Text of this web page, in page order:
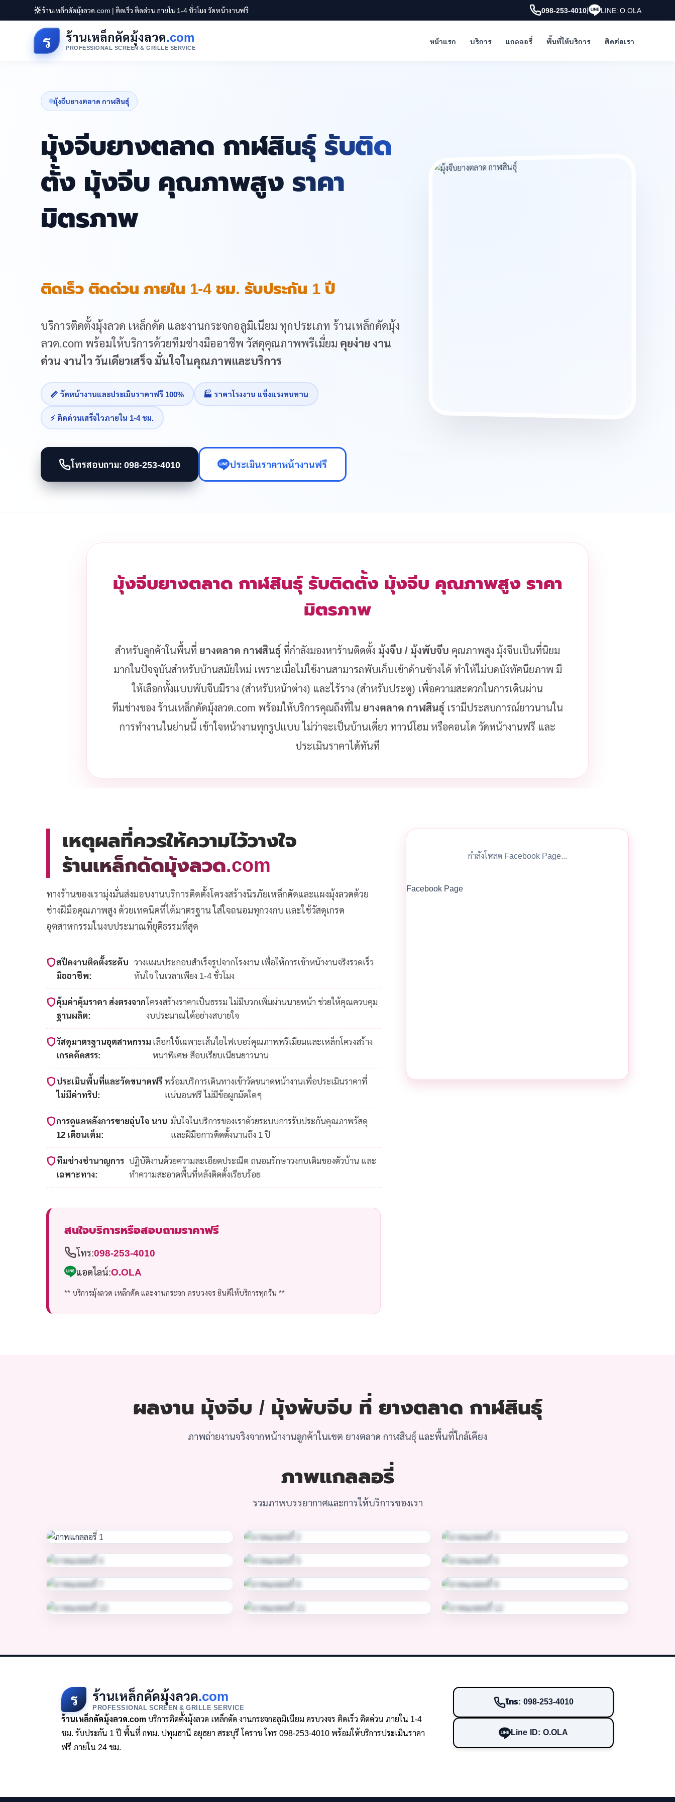
ร้านเหล็กดัดมุ้งลวด.com | ติดเร็ว ติดด่วน ภายใน 1-4 ชั่วโมง วัดหน้างานฟรี 098-253-4010| LINE: O.OLA
ร ร้านเหล็กดัดมุ้งลวด.com
PROFESSIONAL SCREEN & GRILLE SERVICE
หน้าแรก บริการ แกลลอรี่ พื้นที่ให้บริการ ติดต่อเรา
มุ้งจีบยางตลาด กาฬสินธุ์
มุ้งจีบยางตลาด กาฬสินธุ์ รับติด
ตั้ง มุ้งจีบ คุณภาพสูง ราคา
มิตรภาพ
ติดเร็ว ติดด่วน ภายใน 1-4 ชม. รับประกัน 1 ปี
บริการติดตั้งมุ้งลวด เหล็กดัด และงานกระจกอลูมิเนียม ทุกประเภท ร้านเหล็กดัดมุ้ง
ลวด.com พร้อมให้บริการด้วยทีมช่างมืออาชีพ วัสดุคุณภาพพรีเมี่ยม คุยง่าย งาน
ด่วน งานไว วันเดียวเสร็จ มั่นใจในคุณภาพและบริการ
📏 วัดหน้างานและประเมินราคาฟรี 100% 🏭 ราคาโรงงาน แข็งแรงทนทาน
⚡ ติดด่วนเสร็จไวภายใน 1-4 ชม.
โทรสอบถาม: 098-253-4010 ประเมินราคาหน้างานฟรี
มุ้งจีบยางตลาด กาฬสินธุ์ รับติดตั้ง มุ้งจีบ คุณภาพสูง ราคา
มิตรภาพ
สำหรับลูกค้าในพื้นที่ ยางตลาด กาฬสินธุ์ ที่กำลังมองหาร้านติดตั้ง มุ้งจีบ / มุ้งพับจีบ คุณภาพสูง มุ้งจีบเป็นที่นิยม
มากในปัจจุบันสำหรับบ้านสมัยใหม่ เพราะเมื่อไม่ใช้งานสามารถพับเก็บเข้าด้านข้างได้ ทำให้ไม่บดบังทัศนียภาพ มี
ให้เลือกทั้งแบบพับจีบมีราง (สำหรับหน้าต่าง) และไร้ราง (สำหรับประตู) เพื่อความสะดวกในการเดินผ่าน
ทีมช่างของ ร้านเหล็กดัดมุ้งลวด.com พร้อมให้บริการคุณถึงที่ใน ยางตลาด กาฬสินธุ์ เรามีประสบการณ์ยาวนานใน
การทำงานในย่านนี้ เข้าใจหน้างานทุกรูปแบบ ไม่ว่าจะเป็นบ้านเดี่ยว ทาวน์โฮม หรือคอนโด วัดหน้างานฟรี และ
ประเมินราคาได้ทันที
เหตุผลที่ควรให้ความไว้วางใจ
ร้านเหล็กดัดมุ้งลวด.com
ทางร้านของเรามุ่งมั่นส่งมอบงานบริการติดตั้งโครงสร้างนิรภัยเหล็กดัดและแผงมุ้งลวดด้วย
ช่างฝีมือคุณภาพสูง ด้วยเทคนิคที่ได้มาตรฐาน ใส่ใจถนอมทุกวงกบ และใช้วัสดุเกรด
อุตสาหกรรมในงบประมาณที่ยุติธรรมที่สุด
สปีดงานติดตั้งระดับ
มืออาชีพ:
วางแผนประกอบสำเร็จรูปจากโรงงาน เพื่อให้การเข้าหน้างานจริงรวดเร็ว
ทันใจ ในเวลาเพียง 1-4 ชั่วโมง
คุ้มค่าคุ้มราคา ส่งตรงจาก
ฐานผลิต:
โครงสร้างราคาเป็นธรรม ไม่มีบวกเพิ่มผ่านนายหน้า ช่วยให้คุณควบคุม
งบประมาณได้อย่างสบายใจ
วัสดุมาตรฐานอุตสาหกรรม
เกรดคัดสรร:
เลือกใช้เฉพาะเส้นใยไฟเบอร์คุณภาพพรีเมียมและเหล็กโครงสร้าง
หนาพิเศษ สีอบเรียบเนียนยาวนาน
ประเมินพื้นที่และวัดขนาดฟรี
ไม่มีค่าทริป:
พร้อมบริการเดินทางเข้าวัดขนาดหน้างานเพื่อประเมินราคาที่
แน่นอนฟรี ไม่มีข้อผูกมัดใดๆ
การดูแลหลังการขายอุ่นใจ นาน
12 เดือนเต็ม:
มั่นใจในบริการของเราด้วยระบบการรับประกันคุณภาพวัสดุ
และฝีมือการติดตั้งนานถึง 1 ปี
ทีมช่างชำนาญการ
เฉพาะทาง:
ปฏิบัติงานด้วยความละเอียดประณีต ถนอมรักษาวงกบเดิมของตัวบ้าน และ
ทำความสะอาดพื้นที่หลังติดตั้งเรียบร้อย
สนใจบริการหรือสอบถามราคาฟรี
โทร:098-253-4010
แอดไลน์:O.OLA
** บริการมุ้งลวด เหล็กดัด และงานกระจก ครบวงจร ยินดีให้บริการทุกวัน **
กำลังโหลด Facebook Page...
Facebook Page
ผลงาน มุ้งจีบ / มุ้งพับจีบ ที่ ยางตลาด กาฬสินธุ์
ภาพถ่ายงานจริงจากหน้างานลูกค้าในเขต ยางตลาด กาฬสินธุ์ และพื้นที่ใกล้เคียง
ภาพแกลลอรี่
รวมภาพบรรยากาศและการให้บริการของเรา
ร ร้านเหล็กดัดมุ้งลวด.com
PROFESSIONAL SCREEN & GRILLE SERVICE
ร้านเหล็กดัดมุ้งลวด.comบริการติดตั้งมุ้งลวด เหล็กดัด งานกระจกอลูมิเนียม ครบวงจร ติดเร็ว ติดด่วน ภายใน 1-4
ชม. รับประกัน 1 ปี พื้นที่ กทม. ปทุมธานี อยุธยา สระบุรี โคราช โทร 098-253-4010 พร้อมให้บริการประเมินราคา
ฟรี ภายใน 24 ชม.
โทร: 098-253-4010
Line ID: O.OLA